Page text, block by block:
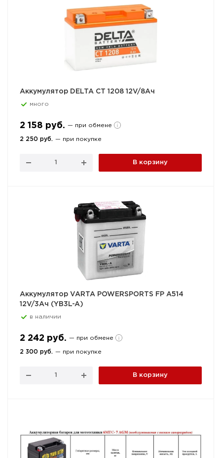
Аккумулятор DELTA СТ 1208 12V/8Aч
много
2 158 руб. — при обмене
2 250 руб. — при покупке
В корзину
Аккумулятор VARTA POWERSPORTS FP A514
12V/3Ач (YB3L-A)
в наличии
2 242 руб. — при обмене
2 300 руб. — при покупке
В корзину